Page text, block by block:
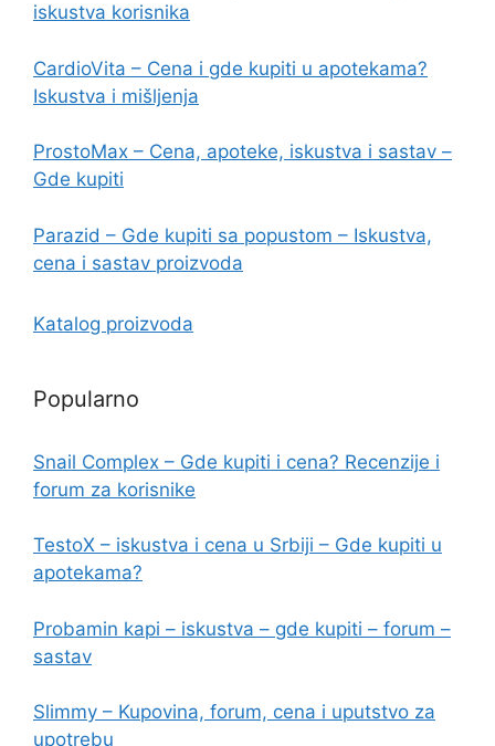
iskustva korisnika
CardioVita – Cena i gde kupiti u apotekama?
Iskustva i mišljenja
ProstoMax – Cena, apoteke, iskustva i sastav –
Gde kupiti
Parazid – Gde kupiti sa popustom – Iskustva,
cena i sastav proizvoda
Katalog proizvoda
Popularno
Snail Complex – Gde kupiti i cena? Recenzije i
forum za korisnike
TestoX – iskustva i cena u Srbiji – Gde kupiti u
apotekama?
Probamin kapi – iskustva – gde kupiti – forum –
sastav
Slimmy – Kupovina, forum, cena i uputstvo za
upotrebu